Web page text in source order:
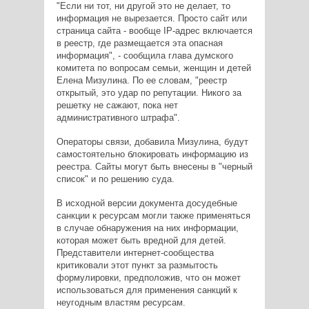
"Если ни тот, ни другой это не делает, то
информация не вырезается. Просто сайт или
страница сайта - вообще IP-адрес включается
в реестр, где размещается эта опасная
информация", - сообщила глава думского
комитета по вопросам семьи, женщин и детей
Елена Мизулина. По ее словам, "реестр
открытый, это удар по репутации. Никого за
решетку не сажают, пока нет
административного штрафа".
Операторы связи, добавила Мизулина, будут
самостоятельно блокировать информацию из
реестра. Сайты могут быть внесены в "черный
список" и по решению суда.
В исходной версии документа досудебные
санкции к ресурсам могли также применяться
в случае обнаружения на них информации,
которая может быть вредной для детей.
Представители интернет-сообщества
критиковали этот пункт за размытость
формулировки, предположив, что он может
использоваться для применения санкций к
неугодным властям ресурсам.